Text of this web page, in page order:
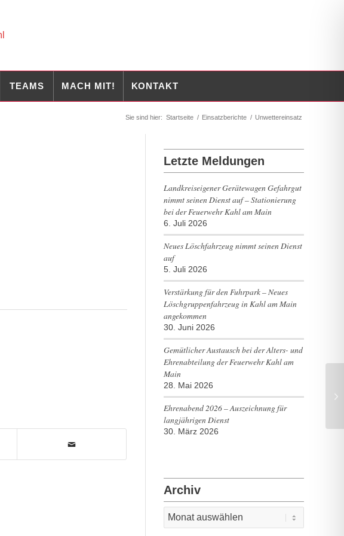
TEAMS MACH MIT! KONTAKT
Sie sind hier: Startseite / Einsatzberichte / Unwettereinsatz
Letzte Meldungen
Landkreiseigener Gerätewagen Gefahrgut
nimmt seinen Dienst auf – Stationierung
bei der Feuerwehr Kahl am Main
6. Juli 2026
Neues Löschfahrzeug nimmt seinen Dienst
auf
5. Juli 2026
Verstärkung für den Fuhrpark – Neues
Löschgruppenfahrzeug in Kahl am Main
angekommen
30. Juni 2026
Gemütlicher Austausch bei der Alters- und
Ehrenabteilung der Feuerwehr Kahl am
Main
28. Mai 2026
Ehrenabend 2026 – Auszeichnung für
langjährigen Dienst
30. März 2026
Archiv